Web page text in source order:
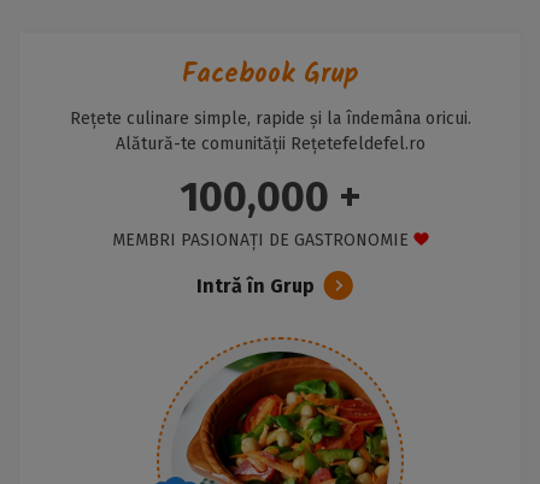
Facebook Grup
Rețete culinare simple, rapide și la îndemâna oricui.
Alătură-te comunității Rețetefeldefel.ro
100,000 +
MEMBRI PASIONAȚI DE GASTRONOMIE
Intră în Grup